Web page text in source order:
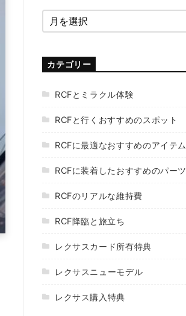
カテゴリー
RCFとミラクル体験
RCFと行くおすすめのスポット
RCFに最適なおすすめのアイテム
RCFに装着したおすすめのパーツ
RCFのリアルな維持費
RCF降臨と旅立ち
レクサスカード所有特典
レクサスニューモデル
レクサス購入特典